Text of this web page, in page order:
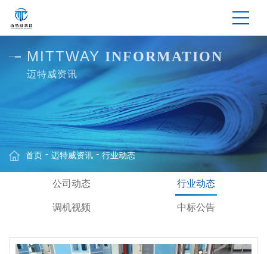
MITTWAY INFORMATION
迈特威资讯
首页 迈特威资讯 行业动态
公司动态 行业动态
调机视频 中标公告